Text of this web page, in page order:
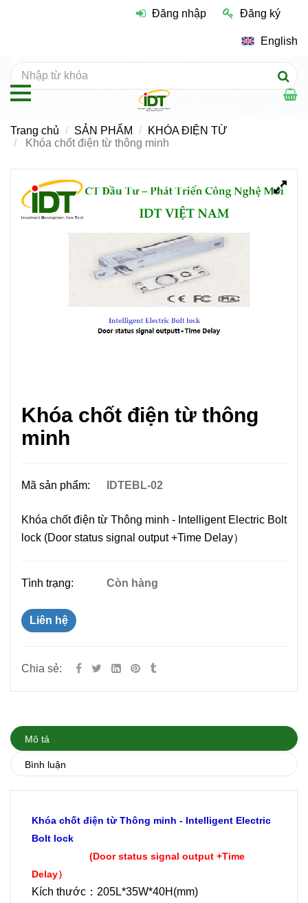
Khóa chốt điện từ thông
minh
Mã sản phẩm: IDTEBL-02
Khóa chốt điện từ Thông minh - Intelligent Electric Bolt
lock (Door status signal output +Time Delay）
Tình trạng: Còn hàng
Liên hệ
Chia sẻ:
Mô tả
Bình luận
Khóa chốt điện từ Thông minh - Intelligent Electric
Bolt lock
(Door status signal output +Time
Delay）
Kích thước：205L*35W*40H(mm)
Đăng nhập Đăng ký
English
Trang chủ SẢN PHẨM
KHÓA ĐIỆN TỪ
Khóa chốt điện từ thông minh